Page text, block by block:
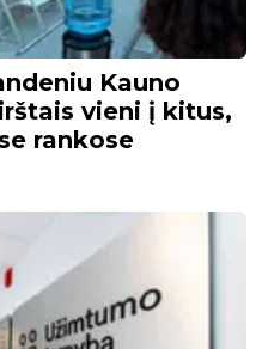
Kauno
vieni į kitus,
rankose